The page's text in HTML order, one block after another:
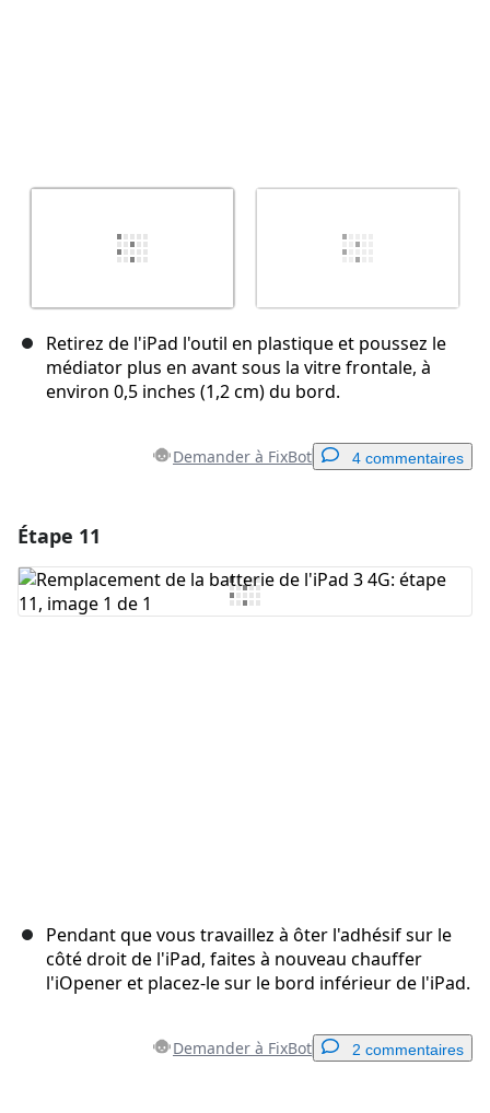
Retirez de l'iPad l'outil en plastique et poussez le
médiator plus en avant sous la vitre frontale, à
environ 0,5 inches (1,2 cm) du bord.
Demander à FixBot 4 commentaires
Ajouter un commentaire
Étape 11
Pendant que vous travaillez à ôter l'adhésif sur le
côté droit de l'iPad, faites à nouveau chauffer
l'iOpener et placez-le sur le bord inférieur de l'iPad.
Demander à FixBot 2 commentaires